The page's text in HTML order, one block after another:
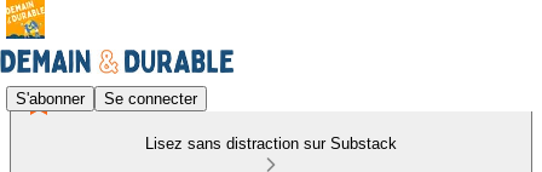
S'abonner Se connecter
Lisez sans distraction sur Substack